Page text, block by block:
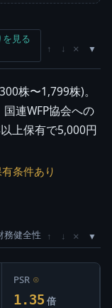
見る
↑ ↓ ×
株〜1,799株)。
連WFP協会への
上保有で5,000円
条件あり
務健全性 ↑ ↓ ×
PSR ⊙
1.35 倍